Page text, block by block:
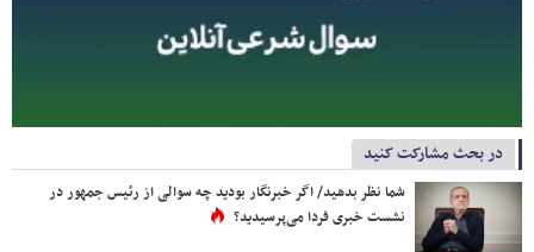
در بحث مشارکت کنید
شما نظر بدهید/ اگر خبرنگار بودید چه سوالی از رئیس جمهور در
نشست خبری فردا می‌پرسیدید؟